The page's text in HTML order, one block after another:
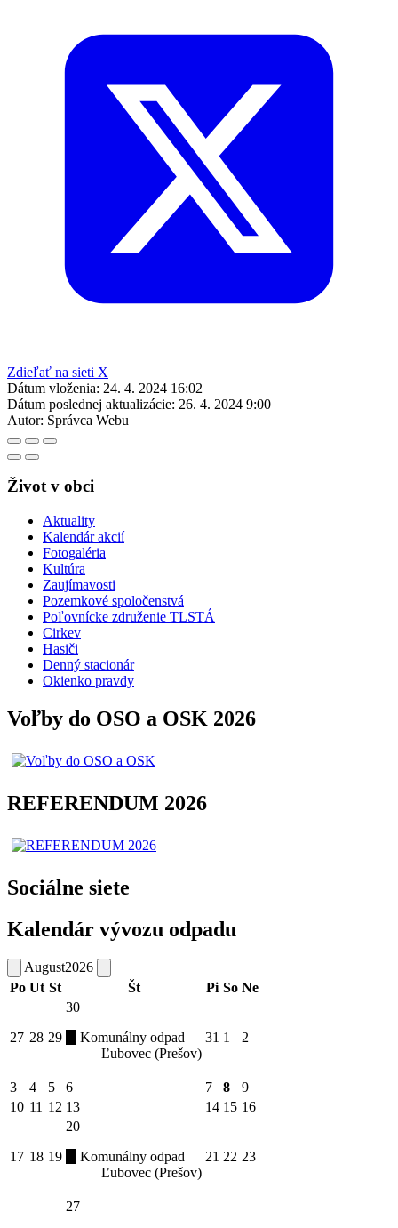
Zdieľať na sieti X
Dátum vloženia: 24. 4. 2024 16:02
Dátum poslednej aktualizácie: 26. 4. 2024 9:00
Autor: Správca Webu
Život v obci
Aktuality
Kalendár akcií
Fotogaléria
Kultúra
Zaujímavosti
Pozemkové spoločenstvá
Poľovnícke združenie TLSTÁ
Cirkev
Hasiči
Denný stacionár
Okienko pravdy
Voľby do OSO a OSK 2026
REFERENDUM 2026
Sociálne siete
Kalendár vývozu odpadu
August2026
Po Ut St Št Pi So Ne
27 28 29
30
Komunálny odpad
Ľubovec (Prešov)
31 1 2
3 4 5 6 7 8
9
10 11 12 13 14 15 16
17 18 19
20
Komunálny odpad
Ľubovec (Prešov)
21 22 23
27